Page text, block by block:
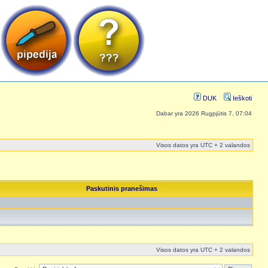
DUK Ieškoti
Dabar yra 2026 Rugpjūtis 7, 07:04
Visos datos yra UTC + 2 valandos
Paskutinis pranešimas
Visos datos yra UTC + 2 valandos